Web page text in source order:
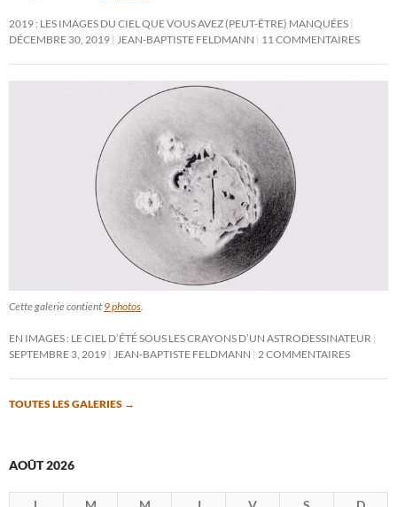
2019 : LES IMAGES DU CIEL QUE VOUS AVEZ (PEUT-ÊTRE) MANQUÉES
DÉCEMBRE 30, 2019 JEAN-BAPTISTE FELDMANN 11 COMMENTAIRES
Cette galerie contient 9 photos.
EN IMAGES : LE CIEL D’ÉTÉ SOUS LES CRAYONS D’UN ASTRODESSINATEUR
SEPTEMBRE 3, 2019 JEAN-BAPTISTE FELDMANN 2 COMMENTAIRES
TOUTES LES GALERIES →
AOÛT 2026